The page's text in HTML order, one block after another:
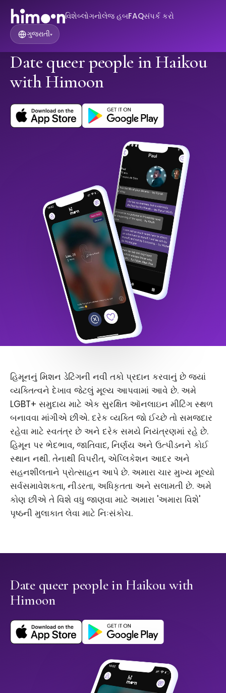
વિશેબ્લોગનોલેજ હબFAQસંપર્ક કરો
ગુજરાતી▾
Date queer people in Haikou
with Himoon
હિમૂનનું મિશન ડેટિંગની નવી તકો પ્રદાન કરવાનું છે જ્યાં
વ્યક્તિત્વને દેખાવ જેટલું મૂલ્ય આપવામાં આવે છે. અમે
LGBT+ સમુદાય માટે એક સુરક્ષિત ઑનલાઇન મીટિંગ સ્થળ
બનાવવા માંગીએ છીએ. દરેક વ્યક્તિ જો ઈચ્છે તો સમજદાર
રહેવા માટે સ્વતંત્ર છે અને દરેક સમયે નિયંત્રણમાં રહે છે.
હિમૂન પર ભેદભાવ, જાતિવાદ, નિર્ણય અને ઉત્પીડનને કોઈ
સ્થાન નથી. તેનાથી વિપરીત, એપ્લિકેશન આદર અને
સહનશીલતાને પ્રોત્સાહન આપે છે. અમારા ચાર મુખ્ય મૂલ્યો
સર્વસમાવેશકતા, નીડરતા, અધિકૃતતા અને સલામતી છે. અમે
કોણ છીએ તે વિશે વધુ જાણવા માટે અમારા 'અમારા વિશે'
પૃષ્ઠની મુલાકાત લેવા માટે નિઃસંકોચ.
Date queer people in Haikou with
Himoon